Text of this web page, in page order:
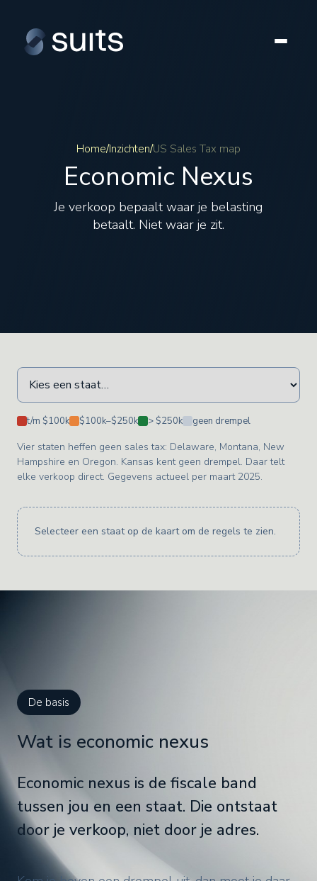
Home/Inzichten/US Sales Tax map
Economic Nexus
Je verkoop bepaalt waar je belasting
betaalt. Niet waar je zit.
t/m $100k $100k–$250k > $250k geen drempel
Vier staten heffen geen sales tax: Delaware, Montana, New
Hampshire en Oregon. Kansas kent geen drempel. Daar telt
elke verkoop direct. Gegevens actueel per maart 2025.
Selecteer een staat op de kaart om de regels te zien.
De basis
Wat is economic nexus
Economic nexus is de fiscale band
tussen jou en een staat. Die ontstaat
door je verkoop, niet door je adres.